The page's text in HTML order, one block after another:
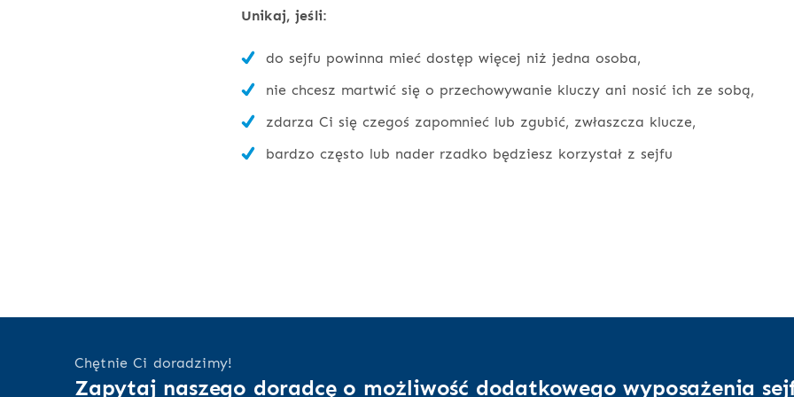
Unikaj, jeśli:
do sejfu powinna mieć dostęp więcej niż jedna osoba,
nie chcesz martwić się o przechowywanie kluczy ani nosić ich ze sobą,
zdarza Ci się czegoś zapomnieć lub zgubić, zwłaszcza klucze,
bardzo często lub nader rzadko będziesz korzystał z sejfu
Chętnie Ci doradzimy!
Zapytaj naszego doradcę o możliwość dodatkowego wyposażenia